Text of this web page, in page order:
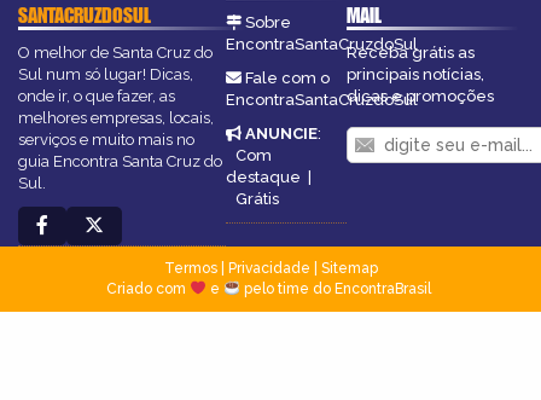
SANTACRUZDOSUL
O melhor de Santa Cruz do
Sul num só lugar! Dicas,
onde ir, o que fazer, as
melhores empresas, locais,
serviços e muito mais no
guia Encontra Santa Cruz do
Sul.
Sobre
EncontraSantaCruzdoSul
Fale com o
EncontraSantaCruzdoSul
ANUNCIE:
Com
destaque |
Grátis
MAIL
Receba grátis as
principais notícias,
dicas e promoções
Termos| Privacidade
Sitemap
Criado com
e pelo time do EncontraBrasil